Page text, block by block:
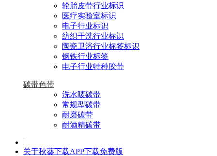
轮胎皮带行业标识
医疗实验室标识
电子行业标识
纺织干洗行业标识
陶瓷卫浴行业标签标识
钢铁行业标签
电子行业特种胶带
碳带色带
洗水唛碳带
常规型碳带
耐磨碳带
耐酒精碳带
|
关于秋葵下载APP下载免费版